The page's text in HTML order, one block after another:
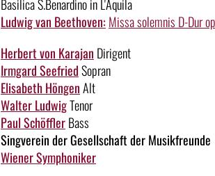
Basilica S.Benardino in L'Aquila
Ludwig van Beethoven: Missa solemnis D-Dur
Herbert von Karajan Dirigent
Irmgard SeefriedSopran
Elisabeth HöngenAlt
Walter LudwigTenor
Paul SchöfflerBass
Singverein der Gesellschaft der Musikfreunde
Wiener Symphoniker